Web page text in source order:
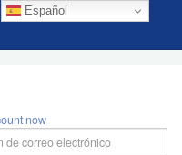
Español
now